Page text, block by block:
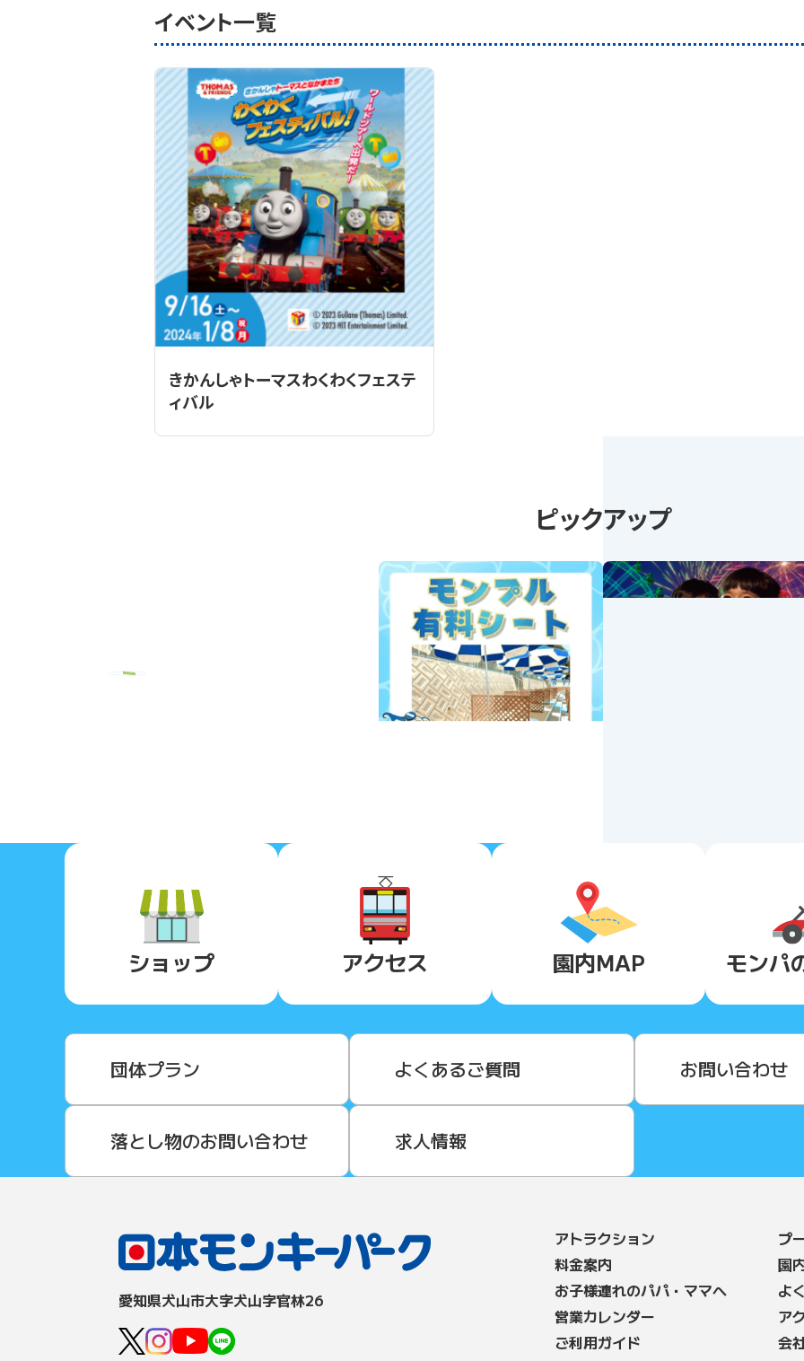
イベント一覧
きかんしゃトーマスわくわくフェステ
ィバル
ピックアップ
Previous
ショップ アクセス 園内MAP モンパ
団体プラン よくあるご質問 お問い合わせ
落とし物のお問い合わせ 求人情報
愛知県⽝⼭市⼤字⽝⼭字官林26
アトラクション
料⾦案内
お子様連れのパパ・ママへ
営業カレンダー
ご利用ガイド
プ
園
よ
ア
会